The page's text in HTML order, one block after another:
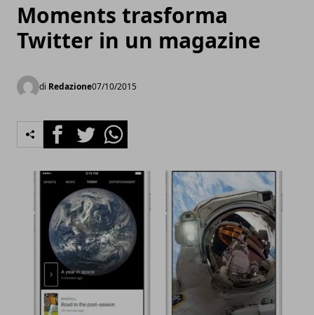
Moments trasforma
Twitter in un magazine
di Redazione07/10/2015
FacebookTwitterWhatsapp